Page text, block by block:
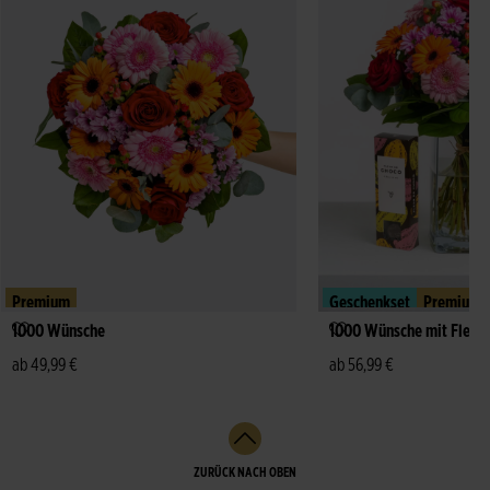
Premium
1000 Wünsche
ab 49,99 €
Geschenkset
Premium
1000 Wünsche mit Fleur
ab 56,99 €
ZURÜCK NACH OBEN